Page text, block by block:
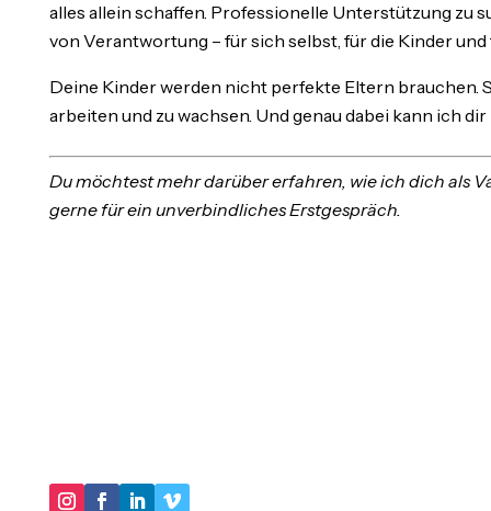
alles allein schaffen. Professionelle Unterstützung zu
von Verantwortung – für sich selbst, für die Kinder und
Deine Kinder werden nicht perfekte Eltern brauchen.
arbeiten und zu wachsen. Und genau dabei kann ich dir
Du möchtest mehr darüber erfahren, wie ich dich als
gerne für ein unverbindliches Erstgespräch.